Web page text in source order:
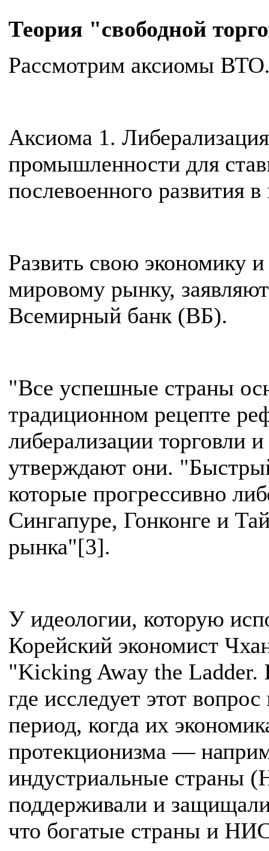
Теория "свободной
Рассмотрим аксиомы
Аксиома 1.
промышленности для
послевоенного развития
Развить свою экономику
мировому рынку,
Всемирный банк (ВБ).
"Все успешные страны
традиционном рецепте
либерализации
утверждают они.
которые прогрессивно
Сингапуре, Гонконге и
рынка"[3].
У идеологии, которую
Корейский экономист
"Kicking Away the Ladder.
где исследует этот
период, когда их
протекционизма —
индустриальные страны
поддерживали и
что богатые страны и